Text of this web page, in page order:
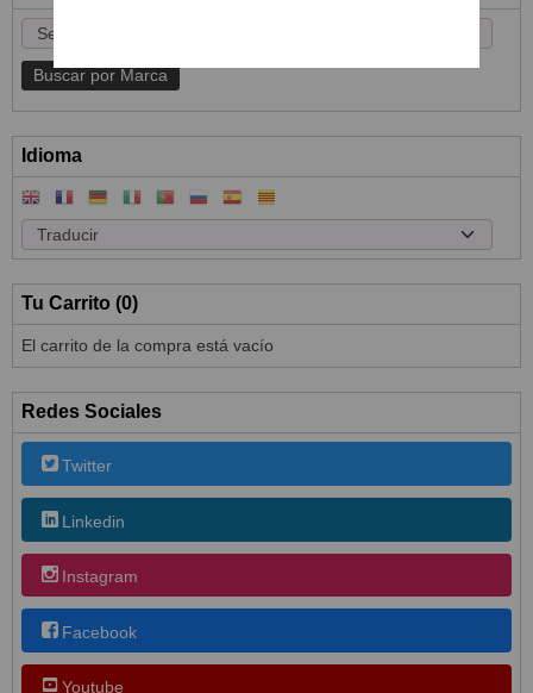
Idioma
Tu Carrito (0)
El carrito de la compra está vacío
Redes Sociales
Twitter
Linkedin
Instagram
Facebook
Youtube